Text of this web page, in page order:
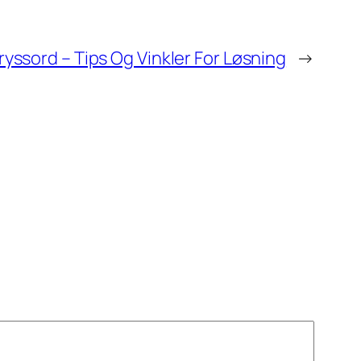
– Tips Og Vinkler For Løsning →